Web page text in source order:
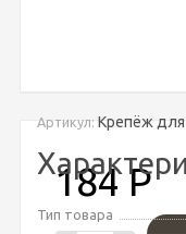
Артикул: Крепёж
184Р
Тип товара